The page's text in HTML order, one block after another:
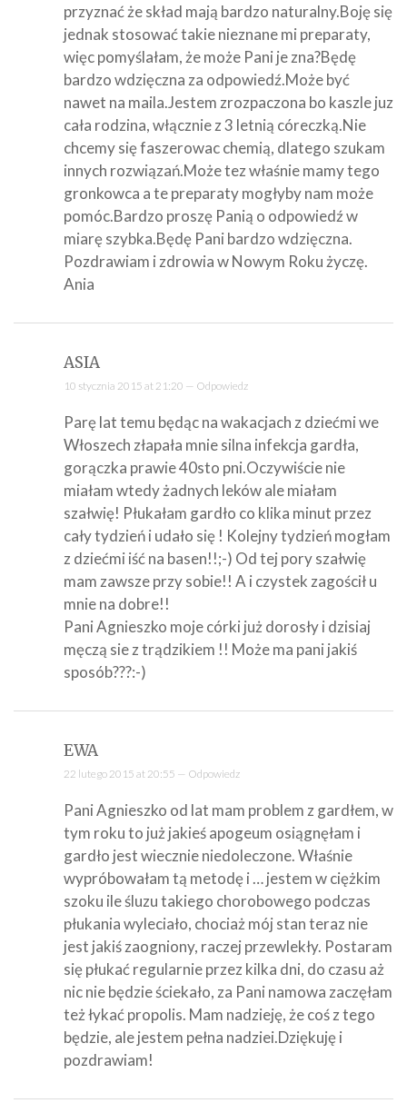
przyznać że skład mają bardzo naturalny.Boję się
jednak stosować takie nieznane mi preparaty,
więc pomyślałam, że może Pani je zna?Będę
bardzo wdzięczna za odpowiedź.Może być
nawet na maila.Jestem zrozpaczona bo kaszle juz
cała rodzina, włącznie z 3 letnią córeczką.Nie
chcemy się faszerowac chemią, dlatego szukam
innych rozwiązań.Może tez właśnie mamy tego
gronkowca a te preparaty mogłyby nam może
pomóc.Bardzo proszę Panią o odpowiedź w
miarę szybka.Będę Pani bardzo wdzięczna.
Pozdrawiam i zdrowia w Nowym Roku życzę.
Ania
ASIA
10 stycznia 2015 at 21:20 — Odpowiedz
Parę lat temu będąc na wakacjach z dziećmi we
Włoszech złapała mnie silna infekcja gardła,
gorączka prawie 40sto pni.Oczywiście nie
miałam wtedy żadnych leków ale miałam
szałwię! Płukałam gardło co klika minut przez
cały tydzień i udało się ! Kolejny tydzień mogłam
z dziećmi iść na basen!!;-) Od tej pory szałwię
mam zawsze przy sobie!! A i czystek zagościł u
mnie na dobre!!
Pani Agnieszko moje córki już dorosły i dzisiaj
męczą sie z trądzikiem !! Może ma pani jakiś
sposób???:-)
EWA
22 lutego 2015 at 20:55 — Odpowiedz
Pani Agnieszko od lat mam problem z gardłem, w
tym roku to już jakieś apogeum osiągnęłam i
gardło jest wiecznie niedoleczone. Właśnie
wypróbowałam tą metodę i … jestem w ciężkim
szoku ile śluzu takiego chorobowego podczas
płukania wyleciało, chociaż mój stan teraz nie
jest jakiś zaogniony, raczej przewlekły. Postaram
się płukać regularnie przez kilka dni, do czasu aż
nic nie będzie ściekało, za Pani namowa zaczęłam
też łykać propolis. Mam nadzieję, że coś z tego
będzie, ale jestem pełna nadziei.Dziękuję i
pozdrawiam!